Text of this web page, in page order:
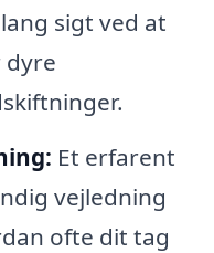
sigt ved at
dyre
Et erfarent
vejledning
ofte dit tag